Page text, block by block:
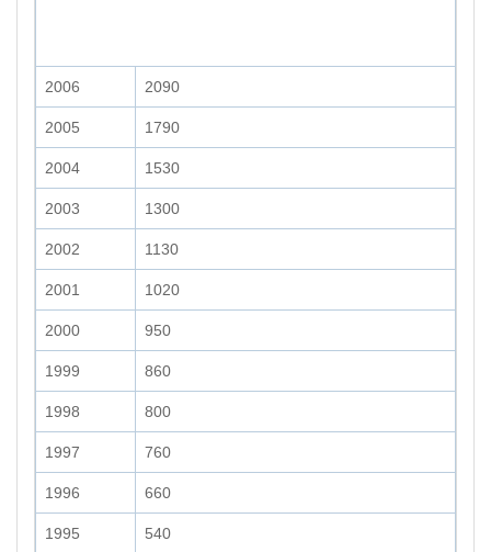
2006 2090
2005 1790
2004 1530
2003 1300
2002 1130
2001 1020
2000 950
1999 860
1998 800
1997 760
1996 660
1995 540